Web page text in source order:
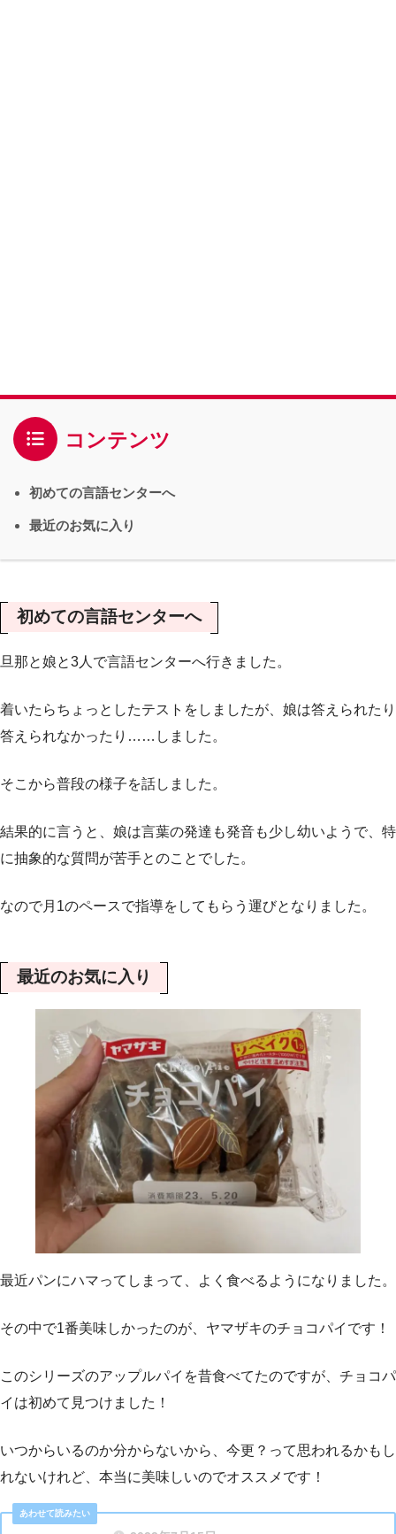
コンテンツ
初めての言語センターへ
最近のお気に入り
初めての言語センターへ
旦那と娘と3人で言語センターへ行きました。
着いたらちょっとしたテストをしましたが、娘は答えられたり
答えられなかったり……しました。
そこから普段の様子を話しました。
結果的に言うと、娘は言葉の発達も発音も少し幼いようで、特
に抽象的な質問が苦手とのことでした。
なので月1のペースで指導をしてもらう運びとなりました。
最近のお気に入り
最近パンにハマってしまって、よく食べるようになりました。
その中で1番美味しかったのが、ヤマザキのチョコパイです！
このシリーズのアップルパイを昔食べてたのですが、チョコパ
イは初めて見つけました！
いつからいるのか分からないから、今更？って思われるかもし
れないけれど、本当に美味しいのでオススメです！